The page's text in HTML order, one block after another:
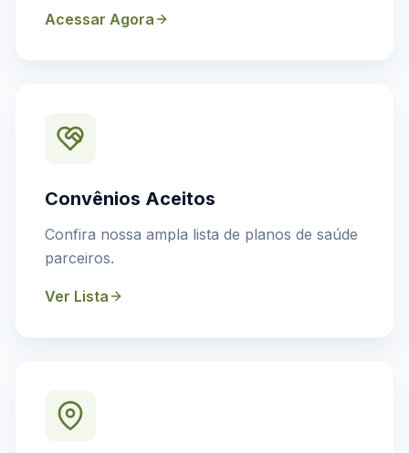
Acessar Agora
Convênios Aceitos
Confira nossa ampla lista de planos de saúde
parceiros.
Ver Lista